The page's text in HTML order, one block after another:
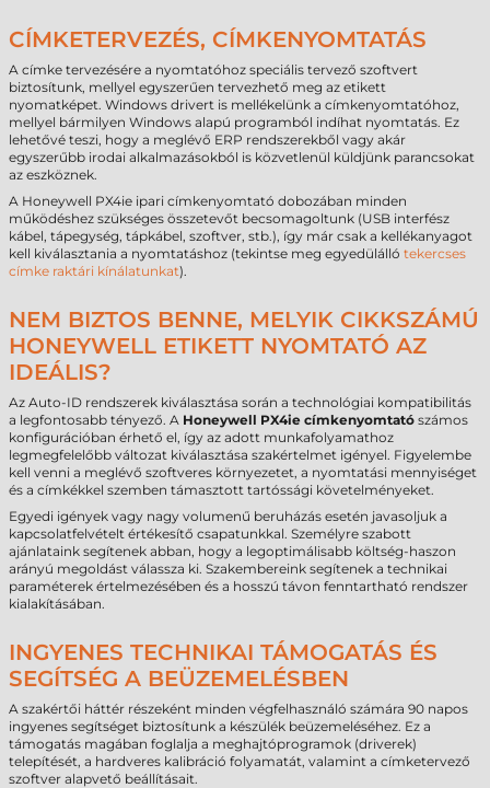
CÍMKETERVEZÉS, CÍMKENYOMTATÁS
A címke tervezésére a nyomtatóhoz speciális tervező szoftvert
biztosítunk, mellyel egyszerűen tervezhető meg az etikett
nyomatképet. Windows drivert is mellékelünk a címkenyomtatóhoz,
mellyel bármilyen Windows alapú programból indíhat nyomtatás. Ez
lehetővé teszi, hogy a meglévő ERP rendszerekből vagy akár
egyszerűbb irodai alkalmazásokból is közvetlenül küldjünk parancsokat
az eszköznek.
A Honeywell PX4ie ipari címkenyomtató dobozában minden
működéshez szükséges összetevőt becsomagoltunk (USB interfész
kábel, tápegység, tápkábel, szoftver, stb.), így már csak a kellékanyagot
kell kiválasztania a nyomtatáshoz (tekintse meg egyedülálló tekercses
címke raktári kínálatunkat).
NEM BIZTOS BENNE, MELYIK CIKKSZÁMÚ
HONEYWELL ETIKETT NYOMTATÓ AZ
IDEÁLIS?
Az Auto-ID rendszerek kiválasztása során a technológiai kompatibilitás
a legfontosabb tényező. A Honeywell PX4ie címkenyomtató számos
konfigurációban érhető el, így az adott munkafolyamathoz
legmegfelelőbb változat kiválasztása szakértelmet igényel. Figyelembe
kell venni a meglévő szoftveres környezetet, a nyomtatási mennyiséget
és a címkékkel szemben támasztott tartóssági követelményeket.
Egyedi igények vagy nagy volumenű beruházás esetén javasoljuk a
kapcsolatfelvételt értékesítő csapatunkkal. Személyre szabott
ajánlataink segítenek abban, hogy a legoptimálisabb költség-haszon
arányú megoldást válassza ki. Szakembereink segítenek a technikai
paraméterek értelmezésében és a hosszú távon fenntartható rendszer
kialakításában.
INGYENES TECHNIKAI TÁMOGATÁS ÉS
SEGÍTSÉG A BEÜZEMELÉSBEN
A szakértői háttér részeként minden végfelhasználó számára 90 napos
ingyenes segítséget biztosítunk a készülék beüzemeléséhez. Ez a
támogatás magában foglalja a meghajtóprogramok (driverek)
telepítését, a hardveres kalibráció folyamatát, valamint a címketervező
szoftver alapvető beállításait.